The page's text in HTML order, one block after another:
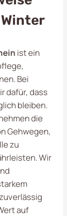
ist ein
Bei
dafür, dass
bleiben.
die
Gehwegen,
zu
Wir
auf